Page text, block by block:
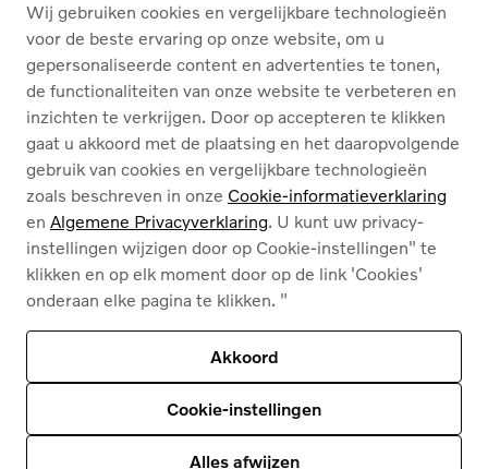
OVER ONS
Nederlands Français
Cookies
Privacybeleid
Juridische info
Deze site wordt beschermd door reCAPTCHA en
het privacybeleid van Google
Servicevoorwaarden zijn van toepassing
© 2026
Volvo Car Corporation (of zijn dochterondernemingen of licentiegevers).
HyperCharge | Powered by
Wij gebruiken cookies en vergelijkbare technologieën
voor de beste ervaring op onze website, om u
gepersonaliseerde content en advertenties te tonen,
de functionaliteiten van onze website te verbeteren en
inzichten te verkrijgen. Door op accepteren te klikken
gaat u akkoord met de plaatsing en het daaropvolgende
gebruik van cookies en vergelijkbare technologieën
zoals beschreven in onze Cookie-informatieverklaring
en Algemene Privacyverklaring. U kunt uw privacy-
instellingen wijzigen door op Cookie-instellingen" te
klikken en op elk moment door op de link 'Cookies'
onderaan elke pagina te klikken. "
Akkoord
Cookie-instellingen
Alles afwijzen